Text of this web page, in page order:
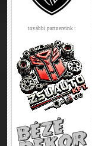
további partnereink :